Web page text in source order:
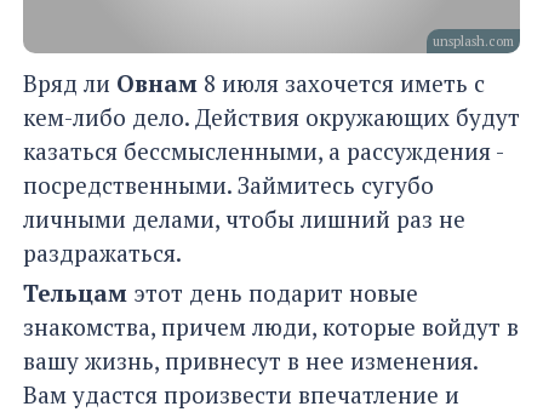
unsplash.com
Вряд ли Овнам 8 июля захочется иметь с
кем-либо дело. Действия окружающих будут
казаться бессмысленными, а рассуждения -
посредственными. Займитесь сугубо
личными делами, чтобы лишний раз не
раздражаться.
Тельцам этот день подарит новые
знакомства, причем люди, которые войдут в
вашу жизнь, привнесут в нее изменения.
Вам удастся произвести впечатление и